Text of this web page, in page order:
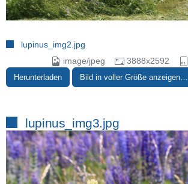
lupinus_img2.jpg
image/jpeg
3888x2592
Herunterladen Bild in voller Größe anzeigen…
lupinus_img3.jpg